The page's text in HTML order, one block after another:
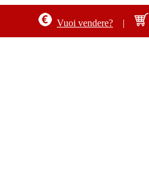
Vuoi vendere? |